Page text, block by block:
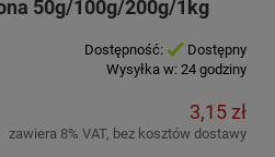
50g/100g/200g/1kg
Dostępność:
Dostępny
Wysyłka w: 24 godziny
3,15 zł
zawiera 8% VAT, bez kosztów dostawy